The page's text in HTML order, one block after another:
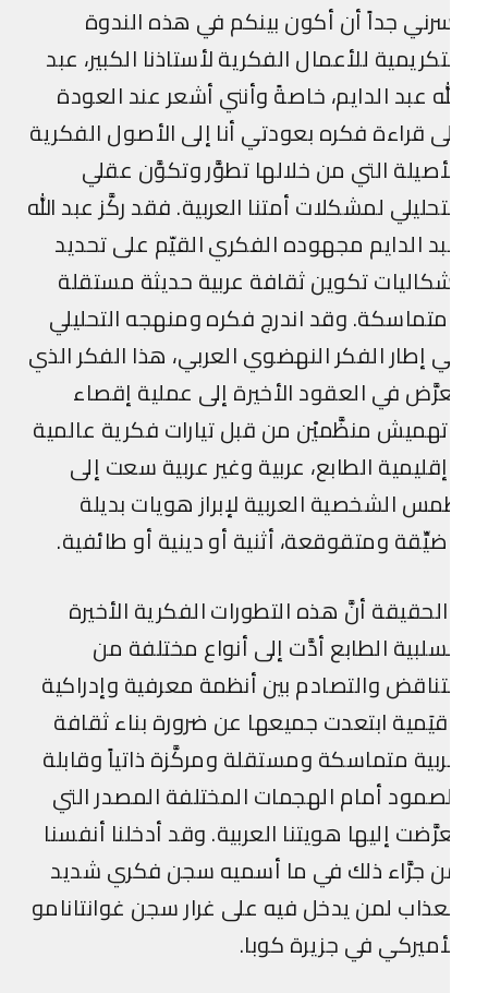
جداً أن أكون بينكم في هذه الندوة
للأعمال الفكرية لأستاذنا الكبير، عبد
عبد الدايم، خاصةً وأنني أشعر عند العودة
قراءة فكره بعودتي أنا إلى الأصول الفكرية
التي من خلالها تطوَّر وتكوَّن عقلي
لمشكلات أمتنا العربية. فقد ركَّز عبد الله
الدايم مجهوده الفكري القيّم على تحديد
تكوين ثقافة عربية حديثة مستقلة
وقد اندرج فكره ومنهجه التحليلي
إطار الفكر النهضوي العربي، هذا الفكر الذي
في العقود الأخيرة إلى عملية إقصاء
منظَّميْن من قبل تيارات فكرية عالمية
الطابع، عربية وغير عربية سعت إلى
الشخصية العربية لإبراز هويات بديلة
ومتقوقعة، أثنية أو دينية أو طائفية.
أنَّ هذه التطورات الفكرية الأخيرة
الطابع أدَّت إلى أنواع مختلفة من
والتصادم بين أنظمة معرفية وإدراكية
ابتعدت جميعها عن ضرورة بناء ثقافة
متماسكة ومستقلة ومركَّزة ذاتياً وقابلة
أمام الهجمات المختلفة المصدر التي
إليها هويتنا العربية. وقد أدخلنا أنفسنا
جرَّاء ذلك في ما أسميه سجن فكري شديد
لمن يدخل فيه على غرار سجن غوانتانامو
في جزيرة كوبا.